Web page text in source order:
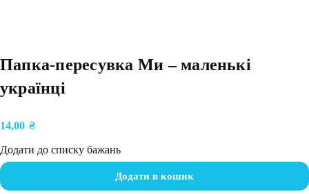
Папка-пересувка Ми – маленькі
українці
14,00 ₴
Додати до списку бажань
Додати в кошик